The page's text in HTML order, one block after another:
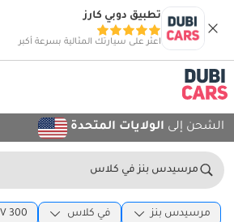
تطبيق دوبي كارز
اعثر على سيارتك المثالية بسرعة أكبر
الشحن إلى الولايات المتحدة
مرسيدس بنز في كلاس
مرسيدس بنز في كلاس V 300